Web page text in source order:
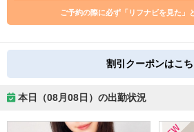
ご予約の際に必ず「リフナビを見た」
割引クーポンはこ
本日（08月08日）の出勤状況